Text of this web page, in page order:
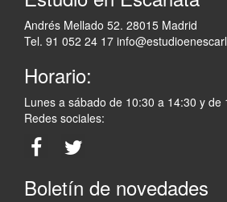
Andrés Mellado 52. 28015 Madrid
Tel. 91 052 24 17
Horario:
Lunes a sábado de 10:30 a 14:30 y de
Redes sociales:
Boletín de novedades